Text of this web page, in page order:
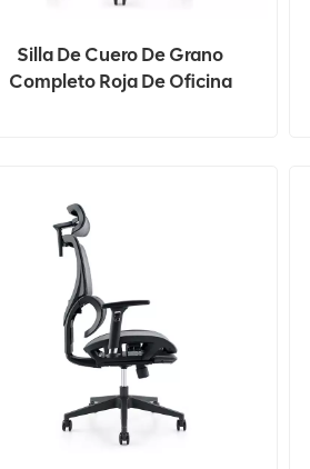
Silla De Cuero De Grano
Completo Roja De Oficina